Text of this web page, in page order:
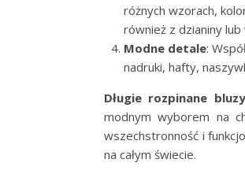
różnych wzorach,
również z dzianiny
Modne detale:
nadruki, hafty,
Długie rozpinane
modnym wyborem na
wszechstronność i
na całym świecie.